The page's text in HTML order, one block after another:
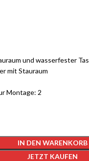
und wasserfester
mit Stauraum
Montage: 2
IN DEN WARENKORB
JETZT KAUFEN